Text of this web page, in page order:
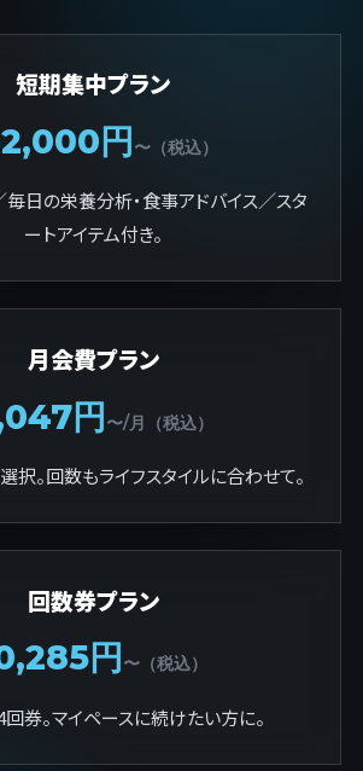
短期集中プラン
円 〜（税込）
日の栄養分析・食事アドバイス／スタ
ートアイテム付き。
月会費プラン
円〜/月（税込）
択。回数もライフスタイルに合わせて。
回数券プラン
円 〜（税込）
券。マイペースに続けたい方に。